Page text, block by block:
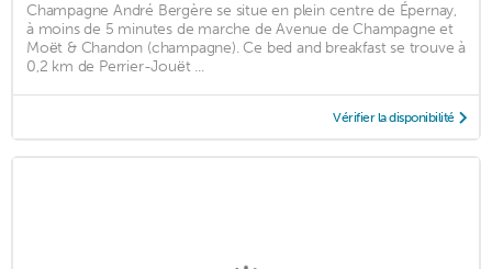
Champagne André Bergère se situe en plein centre de Épernay,
à moins de 5 minutes de marche de Avenue de Champagne et
Moët & Chandon (champagne). Ce bed and breakfast se trouve à
0,2 km de Perrier-Jouët ...
Vérifier la disponibilité